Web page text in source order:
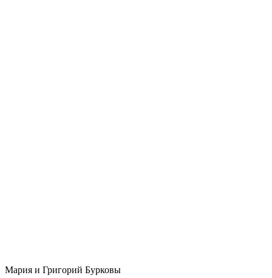
Мария и Григорий Бурковы